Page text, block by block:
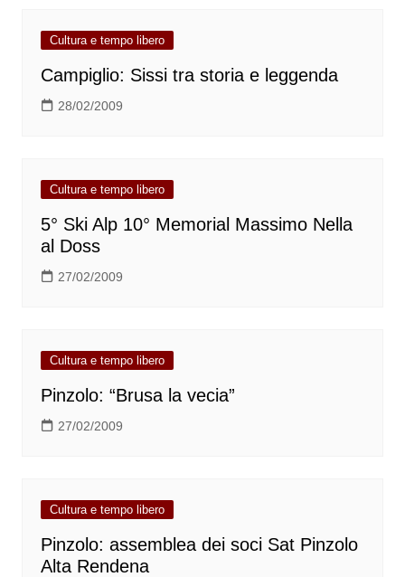
Cultura e tempo libero
Campiglio: Sissi tra storia e leggenda
28/02/2009
Cultura e tempo libero
5° Ski Alp 10° Memorial Massimo Nella
al Doss
27/02/2009
Cultura e tempo libero
Pinzolo: “Brusa la vecia”
27/02/2009
Cultura e tempo libero
Pinzolo: assemblea dei soci Sat Pinzolo
Alta Rendena